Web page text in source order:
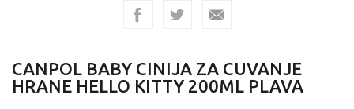
CANPOL BABY CINIJA ZA CUVANJE
HRANE HELLO KITTY 200ML PLAVA